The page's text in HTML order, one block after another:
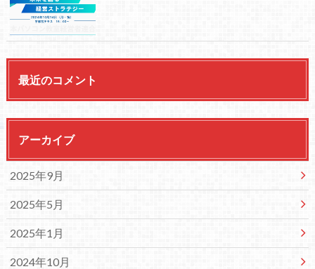
最近のコメント
アーカイブ
2025年9月
2025年5月
2025年1月
2024年10月